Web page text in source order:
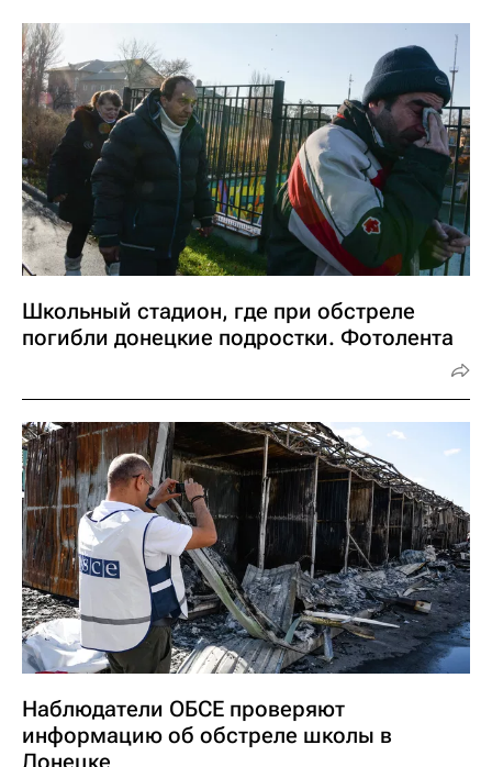
Школьный стадион, где при обстреле
погибли донецкие подростки. Фотолента
Наблюдатели ОБСЕ проверяют
информацию об обстреле школы в
Донецке